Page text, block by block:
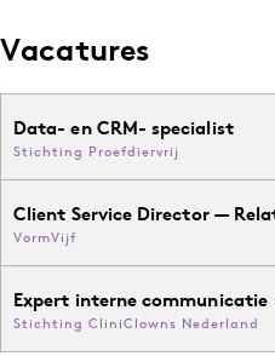
PR
Programmatic
Purpose Marketing
Vacatures
Data- en CRM- specialist
Stichting Proefdiervrij
Client Service Director —
VormVijf
Expert interne communicatie
Stichting CliniClowns Nederland